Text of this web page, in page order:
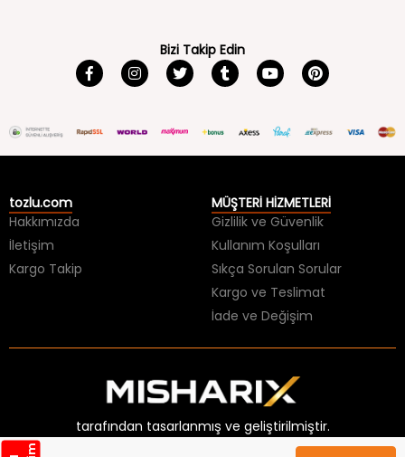
Bizi Takip Edin
tozlu.com
Hakkımızda
İletişim
Kargo Takip
MÜŞTERİ HİZMETLERİ
Gizlilik ve Güvenlik
Kullanım Koşulları
Sıkça Sorulan Sorular
Kargo ve Teslimat
İade ve Değişim
tarafından tasarlanmış ve geliştirilmiştir.